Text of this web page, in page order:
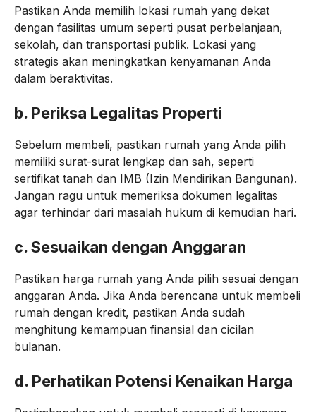
Pastikan Anda memilih lokasi rumah yang dekat
dengan fasilitas umum seperti pusat perbelanjaan,
sekolah, dan transportasi publik. Lokasi yang
strategis akan meningkatkan kenyamanan Anda
dalam beraktivitas.
b. Periksa Legalitas Properti
Sebelum membeli, pastikan rumah yang Anda pilih
memiliki surat-surat lengkap dan sah, seperti
sertifikat tanah dan IMB (Izin Mendirikan Bangunan).
Jangan ragu untuk memeriksa dokumen legalitas
agar terhindar dari masalah hukum di kemudian hari.
c.Sesuaikan dengan Anggaran
Pastikan harga rumah yang Anda pilih sesuai dengan
anggaran Anda. Jika Anda berencana untuk membeli
rumah dengan kredit, pastikan Anda sudah
menghitung kemampuan finansial dan cicilan
bulanan.
d. Perhatikan Potensi Kenaikan Harga